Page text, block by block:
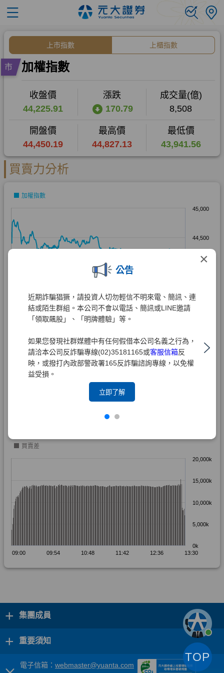
×
公告
近期詐騙猖獗，請投資人切勿輕信不明來電、簡訊、連
結或陌生群組。本公司不會以電話、簡訊或LINE邀請
「領取飆股」、「明牌體驗」等。
如果您發現社群媒體中有任何假借本公司名義之行為，
請洽本公司反詐騙專線(02)35181165或客服信箱反
映，或撥打內政部警政署165反詐騙諮詢專線，以免權
益受損。
立即了解
+ 集團成員
+ 重要須知
電子信箱： webmaster@yuanta.com
TOP